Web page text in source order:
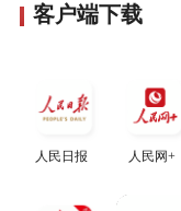
客户端下载
人民日报 人民网+